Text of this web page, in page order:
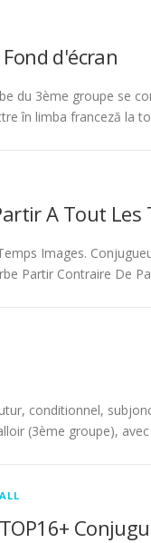
d'écran
du 3ème groupe se
în limba franceză la
A Tout Les
Images.
Partir Contraire De
conditionnel,
(3ème groupe),
ALL
TOP16+